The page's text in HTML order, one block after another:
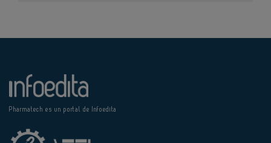
Pharmatech es un portal de Infoedita